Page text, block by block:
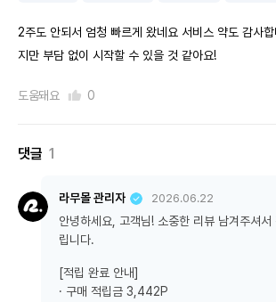
2주도 안되서 엄청 빠르게 왔네요 서비스 약도 감사
지만 부담 없이 시작할 수 있을 것 같아요!
도움돼요 0
댓글 1
라무몰 관리자 2026.06.22
안녕하세요, 고객님! 소중한 리뷰 남겨주셔서
립니다.
[적립 완료 안내]
· 구매 적립금 3,442P